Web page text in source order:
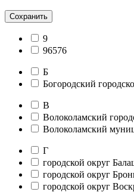
Сохранить
9
96576
Б
Богородский
В
Волоколамский
Волоколамский
Г
городской округ
городской округ
городской округ